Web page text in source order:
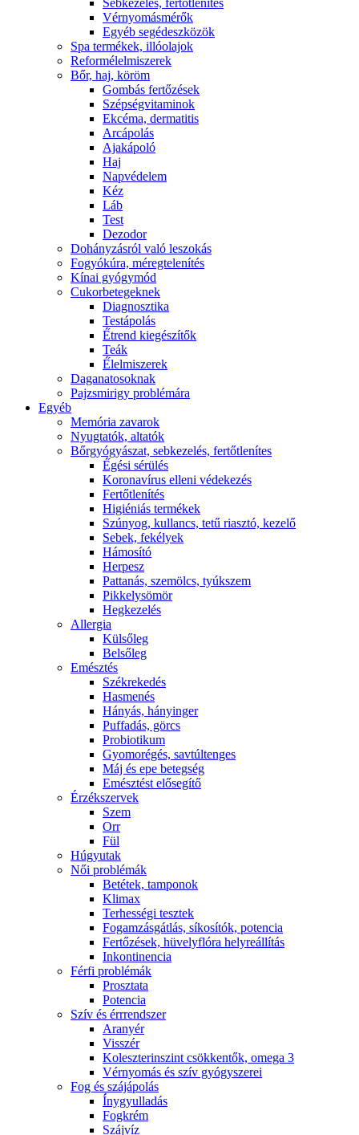
Sebkezelés, fertőtlenítés
Vérnyomásmérők
Egyéb segédeszközök
Spa termékek, illóolajok
Reformélelmiszerek
Bőr, haj, köröm
Gombás fertőzések
Szépségvitaminok
Ekcéma, dermatitis
Arcápolás
Ajakápoló
Haj
Napvédelem
Kéz
Láb
Test
Dezodor
Dohányzásról való leszokás
Fogyókúra, méregtelenítés
Kínai gyógymód
Cukorbetegeknek
Diagnosztika
Testápolás
É́trend kiegészítők
Teák
É́lelmiszerek
Daganatosoknak
Pajzsmirigy problémára
Egyéb
Memória zavarok
Nyugtatók, altatók
Bőrgyógyászat, sebkezelés, fertőtlenítes
É́gési sérülés
Koronavírus elleni védekezés
Fertőtlenítés
Higiéniás termékek
Szúnyog, kullancs, tetű riasztó, kezelő
Sebek, fekélyek
Hámosító
Herpesz
Pattanás, szemölcs, tyúkszem
Pikkelysömör
Hegkezelés
Allergia
Külsőleg
Belsőleg
Emésztés
Székrekedés
Hasmenés
Hányás, hányinger
Puffadás, görcs
Probiotikum
Gyomorégés, savtúltenges
Máj és epe betegség
Emésztést elősegítő
Érzékszervek
Szem
Orr
Fül
Húgyutak
Női problémák
Betétek, tamponok
Klimax
Terhességi tesztek
Fogamzásgátlás, síkosítók, potencia
Fertőzések, hüvelyflóra helyreállítás
Inkontinencia
Férfi problémák
Prosztata
Potencia
Szív és érrrendszer
Aranyér
Visszér
Koleszterinszint csökkentők, omega 3
Vérnyomás és szív gyógyszerei
Fog és szájápolás
Í́nygyulladás
Fogkrém
Szájvíz